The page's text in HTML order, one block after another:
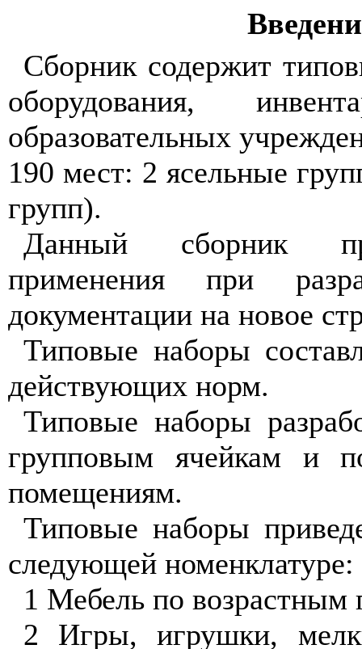
Сборник содержит
оборудования,
образовательных
190 мест: 2 ясельные
групп).
Данный сборник
применения при
документации на новое
Типовые наборы
действующих норм.
Типовые наборы
групповым ячейкам и
помещениям.
Типовые наборы
следующей номенклатуре:
1 Мебель по возрастным
2 Игры, игрушки,